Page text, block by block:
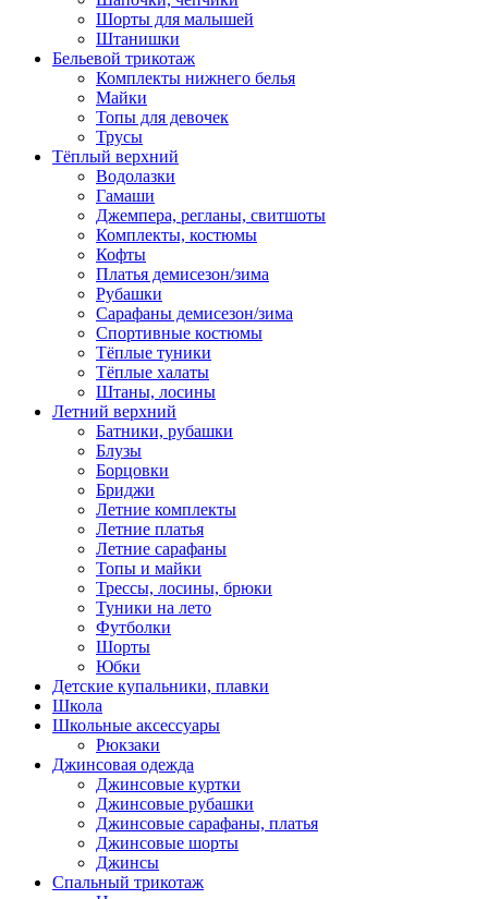
Шорты для малышей
Штанишки
Бельевой трикотаж
Комплекты нижнего белья
Майки
Топы для девочек
Трусы
Тёплый верхний
Водолазки
Гамаши
Джемпера, регланы, свитшоты
Комплекты, костюмы
Кофты
Платья демисезон/зима
Рубашки
Сарафаны демисезон/зима
Спортивные костюмы
Тёплые туники
Тёплые халаты
Штаны, лосины
Летний верхний
Батники, рубашки
Блузы
Борцовки
Бриджи
Летние комплекты
Летние платья
Летние сарафаны
Топы и майки
Трессы, лосины, брюки
Туники на лето
Футболки
Шорты
Юбки
Детские купальники, плавки
Школа
Школьные аксессуары
Рюкзаки
Джинсовая одежда
Джинсовые куртки
Джинсовые рубашки
Джинсовые сарафаны, платья
Джинсовые шорты
Джинсы
Спальный трикотаж